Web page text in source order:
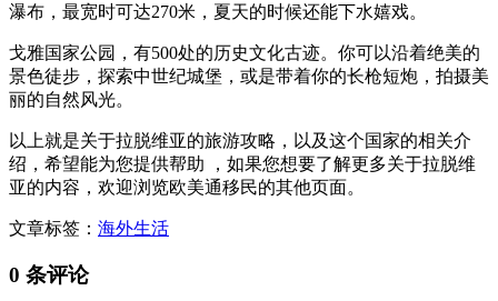
瀑布，最宽时可达270米，夏天的时候还能下水嬉戏。
戈雅国家公园，有500处的历史文化古迹。你可以沿着绝美的
景色徒步，探索中世纪城堡，或是带着你的长枪短炮，拍摄美
丽的自然风光。
以上就是关于拉脱维亚的旅游攻略，以及这个国家的相关介
绍，希望能为您提供帮助 ，如果您想要了解更多关于拉脱维
亚的内容，欢迎浏览欧美通移民的其他页面。
文章标签： 海外生活
0 条评论